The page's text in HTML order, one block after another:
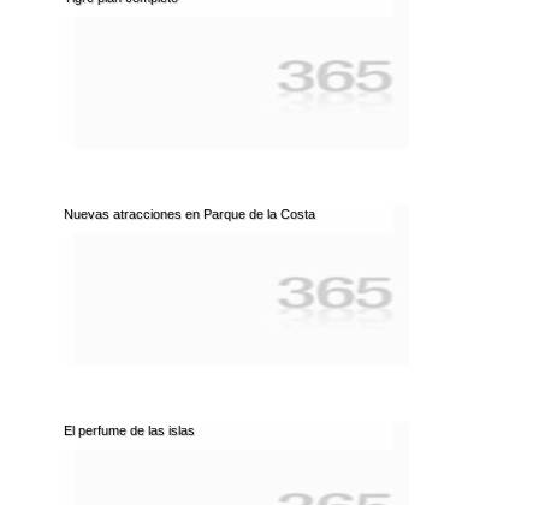
Nuevas atracciones en Parque de la Costa
El perfume de las islas